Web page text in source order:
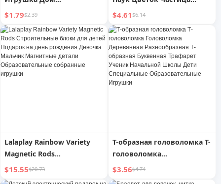
Строительные Блоки
Детские Образовательные
Веселые Самодельные
Модели DIY Joypin от 3 до 6
Девочки
$1.79$2.39
Собранные Игрушки
Образовательные
Украшения для
Мальчиков и Девочек
Детские Рождественские
Подарки
$4.61$6.14
Lalaplay Rainbow Variety
Magnetic Rods
Строительные блоки для
детей Подарок на день
$15.55$20.73
Т-образная головоломка Т-
головоломка
Головоломка Деревянная
Разнообразная Т-образная
$3.56$4.74